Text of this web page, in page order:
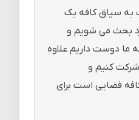
به سیاق کافه یک
بحث می شویم و
ما دوست داریم علاوه
کنیم و
فضایی است برای